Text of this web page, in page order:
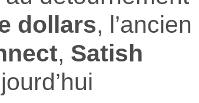
dollars, l’ancien
, Satish